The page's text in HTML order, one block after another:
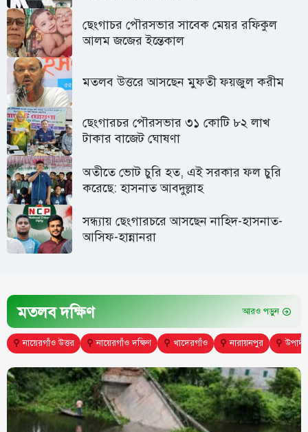
ছেংগাচর পৌরসভার সাবেক মেয়র রফিকুল
আলম জজের ইন্তেকাল
মতলব উত্তরে আসছেন মুফতী ফয়জুল করীম
ছেংগারচর পৌরসভার ৩১ কোটি ৮২ লাখ
টাকার বাজেট ঘোষণা
অতীতে ভোট চুরি হত, এই সরকার ফল চুরি
করেছে: হাসনাত আবদুল্লাহ
সন্ধ্যায় ছেংগারচরে আসছেন নাহিদ-হাসনাত-
আসিফ-হান্নানরা
মতলব দক্ষিণ আরও পড়ুন
⚲ নায়েরগাঁও উত্তর ⚲ নায়েরগাঁও দক্ষিণ ⚲ খাদেরগাঁও ⚲ নারায়নপুর ⚲ উপাদী